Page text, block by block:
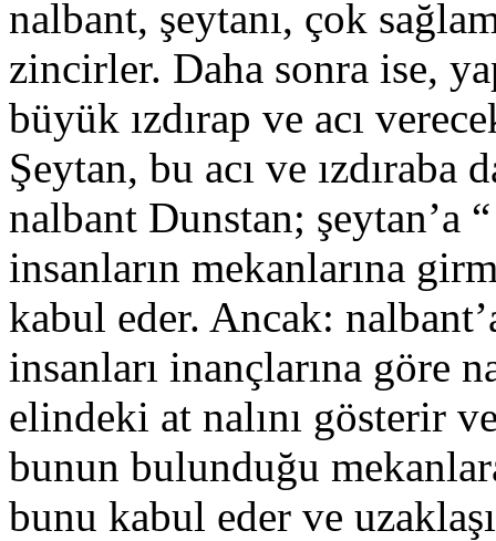
nalbant, şeytanı, çok
zincirler. Daha sonra ise,
büyük ızdırap ve acı
Şeytan, bu acı ve ızdıraba
nalbant Dunstan; şeytan’a
insanların mekanlarına
kabul eder. Ancak:
insanları inançlarına göre
elindeki at nalını gösterir
bunun bulunduğu
bunu kabul eder ve